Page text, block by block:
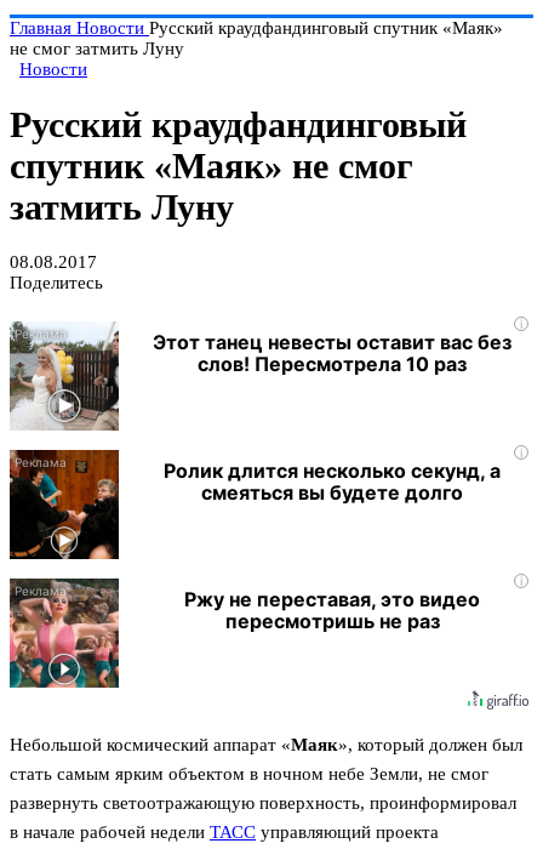
Главная Новости Русский краудфандинговый спутник «Маяк»
не смог затмить Луну
Новости
Русский краудфандинговый
спутник «Маяк» не смог
затмить Луну
08.08.2017
Поделитесь
i
Этот танец невесты оставит вас без
слов! Пересмотрела 10 раз
i
Ролик длится несколько секунд, а
смеяться вы будете долго
i
Ржу не переставая, это видео
пересмотришь не раз
Небольшой космический аппарат «Маяк», который должен был
стать самым ярким объектом в ночном небе Земли, не смог
развернуть светоотражающую поверхность, проинформировал
в начале рабочей недели ТАСС управляющий проекта